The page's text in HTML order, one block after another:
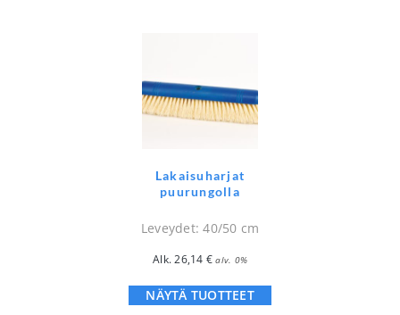
Lakaisuharjat
puurungolla
Leveydet: 40/50 cm
Alk.26,14 € alv. 0%
NÄYTÄ TUOTTEET